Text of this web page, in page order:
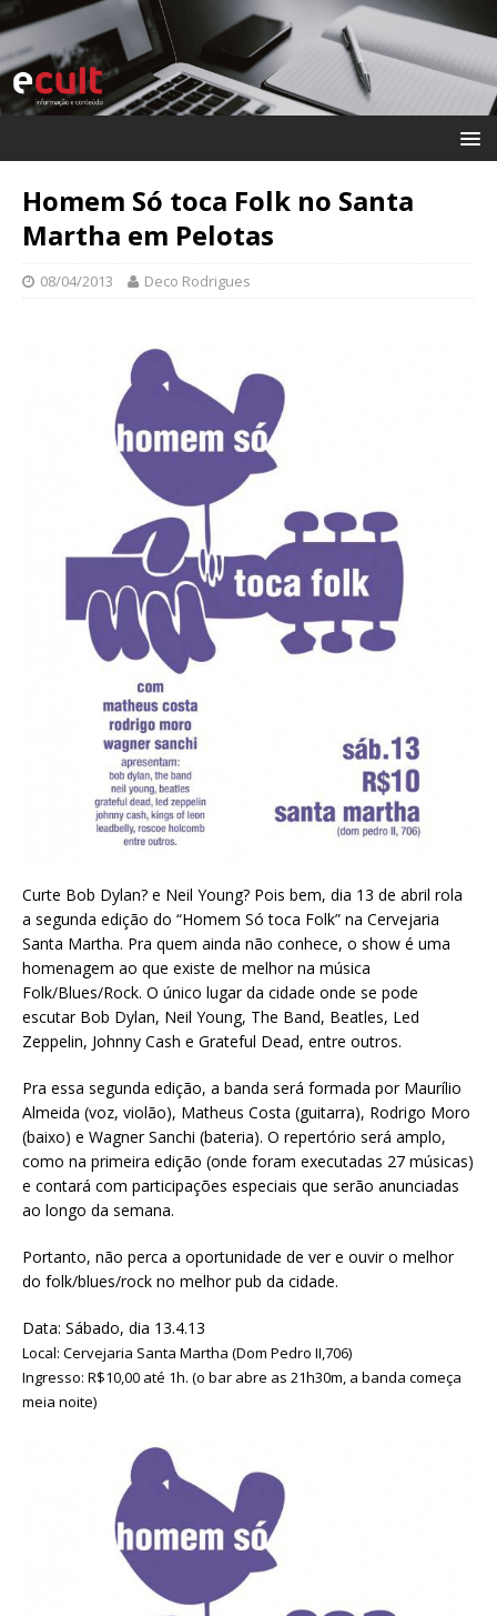
Homem Só toca Folk no Santa
Martha em Pelotas
08/04/2013 Deco Rodrigues
Curte Bob Dylan? e Neil Young? Pois bem, dia 13 de abril rola
a segunda edição do “Homem Só toca Folk” na Cervejaria
Santa Martha. Pra quem ainda não conhece, o show é uma
homenagem ao que existe de melhor na música
Folk/Blues/Rock. O único lugar da cidade onde se pode
escutar Bob Dylan, Neil Young, The Band, Beatles, Led
Zeppelin, Johnny Cash e Grateful Dead, entre outros.
Pra essa segunda edição, a banda será formada por Maurílio
Almeida (voz, violão), Matheus Costa (guitarra), Rodrigo Moro
(baixo) e Wagner Sanchi (bateria). O repertório será amplo,
como na primeira edição (onde foram executadas 27 músicas)
e contará com participações especiais que serão anunciadas
ao longo da semana.
Portanto, não perca a oportunidade de ver e ouvir o melhor
do folk/blues/rock no melhor pub da cidade.
Data: Sábado, dia 13.4.13
Local: Cervejaria Santa Martha (Dom Pedro II,706)
Ingresso: R$10,00 até 1h. (o bar abre as 21h30m, a banda começa
meia noite)